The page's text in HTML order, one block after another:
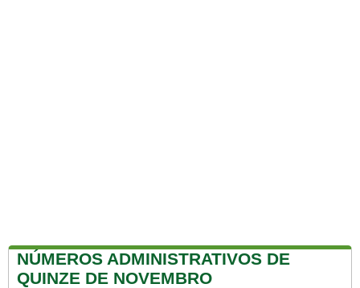
NÚMEROS ADMINISTRATIVOS DE
QUINZE DE NOVEMBRO